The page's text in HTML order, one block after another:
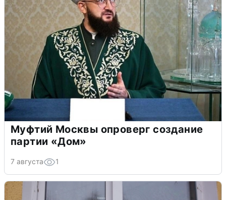
Муфтий Москвы опроверг создание
партии «Дом»
7 августа 1